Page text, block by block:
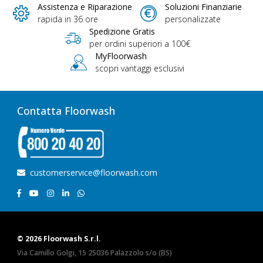
Assistenza e Riparazione
rapida in 36 ore
Soluzioni Finanziarie
personalizzate
Spedizione Gratis
per ordini superiori a 100€
MyFloorwash
scopri vantaggi esclusivi
Contatta Floorwash
customerservice@floorwash.com
© 2026 Floorwash S.r.l.
Via Camillo Golgi, 15 25036 Palazzolo s/o (BS)